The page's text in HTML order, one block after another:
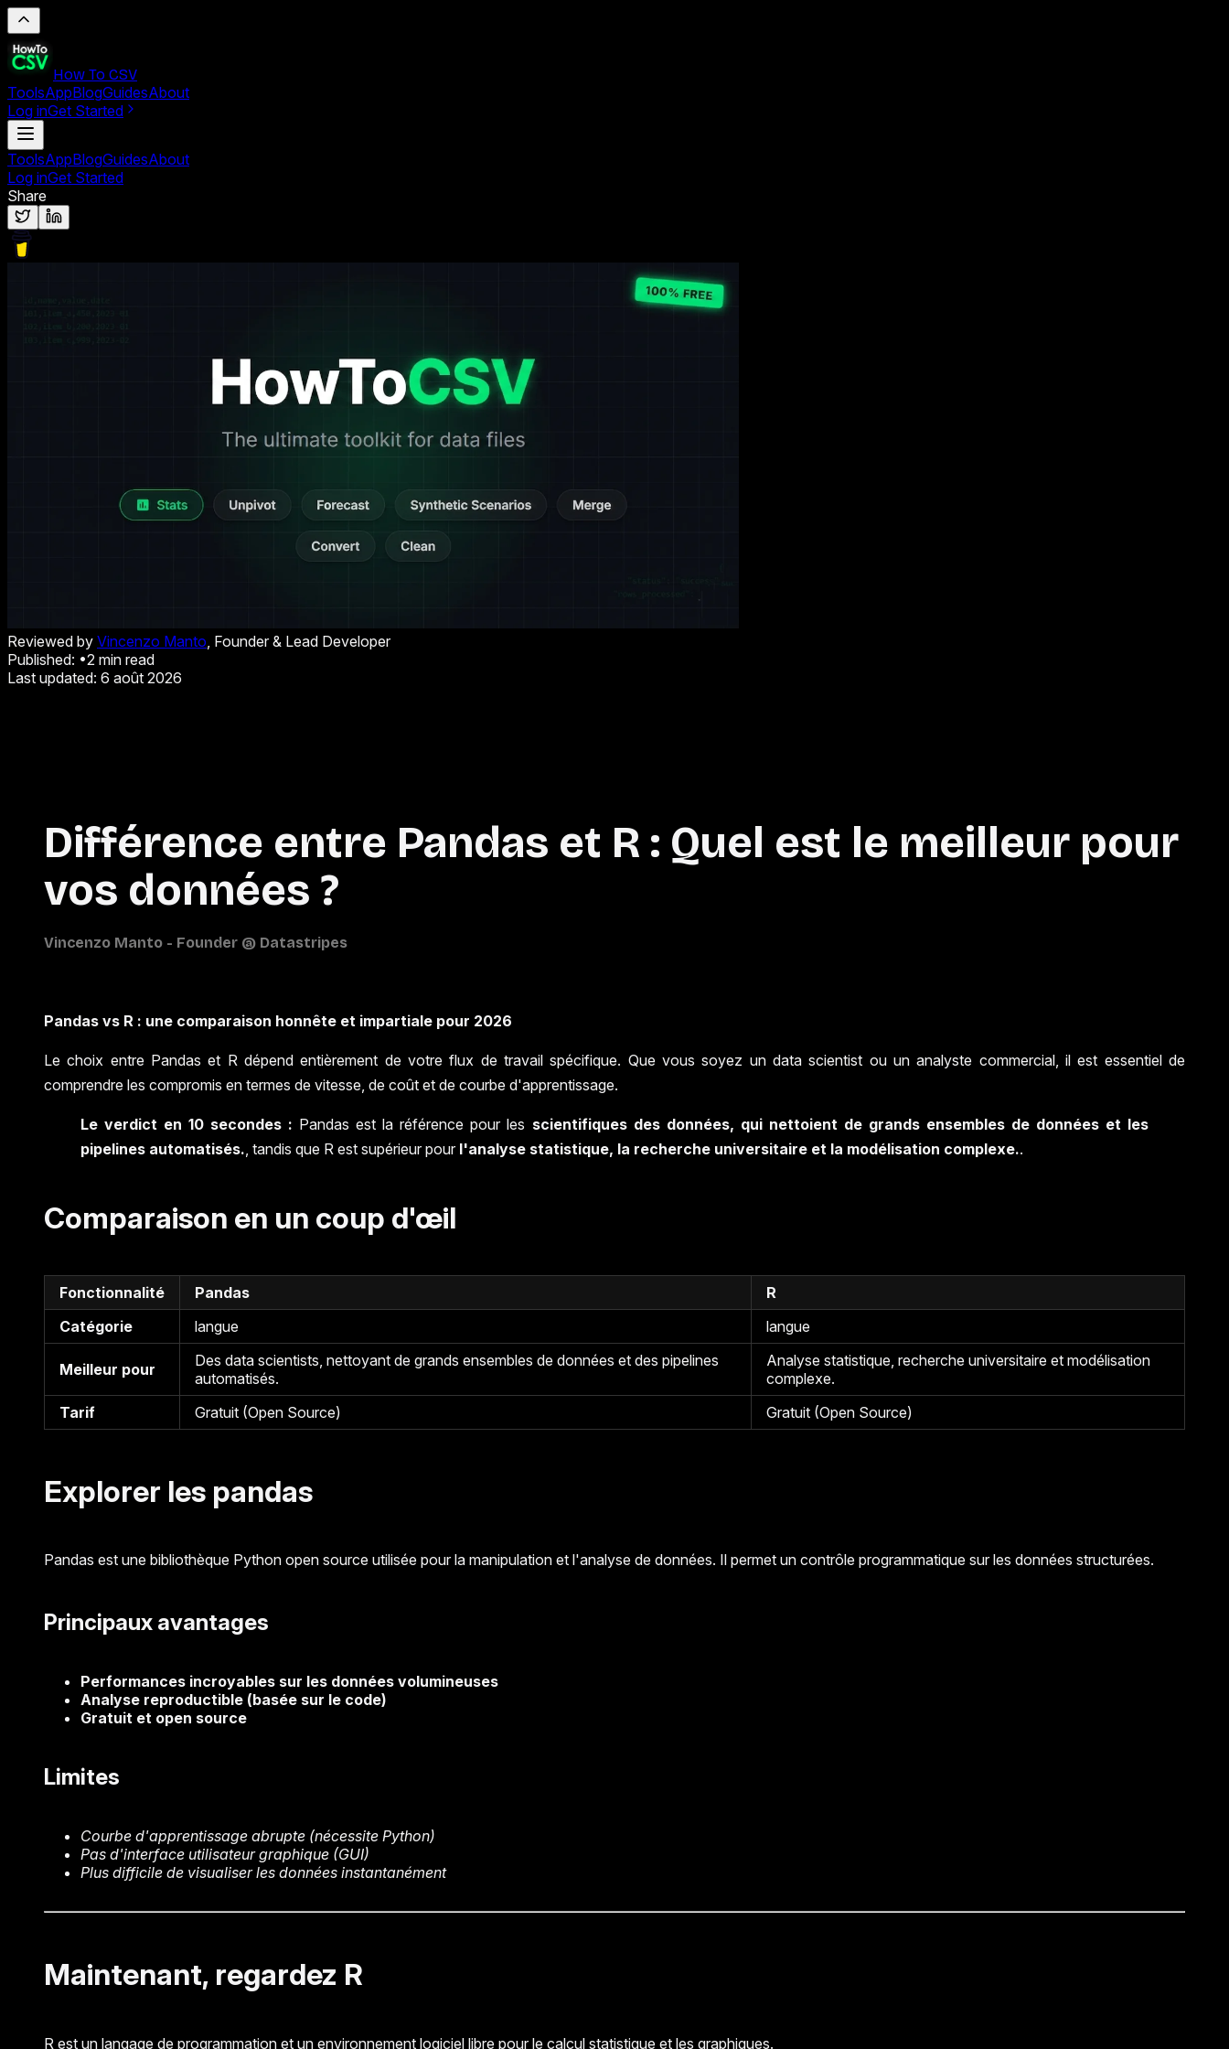
How To CSV
ToolsAppBlogGuidesAbout
Log inGet Started
ToolsAppBlogGuidesAbout
Log inGet Started
Share
Reviewed by Vincenzo Manto, Founder & Lead Developer
Published: •2 min read
Last updated: 6 août 2026
Différence entre Pandas et R : Quel est le meilleur pour
vos données ?
Pandas vs R : une comparaison honnête et impartiale pour 2026
Le choix entre Pandas et R dépend entièrement de votre flux de travail spécifique. Que vous soyez un data scientist ou un analyste commercial, il est essentiel de
comprendre les compromis en termes de vitesse, de coût et de courbe d'apprentissage.
Le verdict en 10 secondes : Pandas est la référence pour les scientifiques des données, qui nettoient de grands ensembles de données et les
pipelines automatisés. , tandis que R est supérieur pour l'analyse statistique, la recherche universitaire et la modélisation complexe..
Comparaison en un coup d'œil
Fonctionnalité Pandas
R
Catégorie
langue langue
Meilleur pour
Des data scientists, nettoyant de grands ensembles de données et des pipelines
automatisés.
Analyse statistique, recherche universitaire et modélisation
complexe.
Tarif
Gratuit (Open Source) Gratuit (Open Source)
Explorer les pandas
Pandas est une bibliothèque Python open source utilisée pour la manipulation et l'analyse de données. Il permet un contrôle programmatique sur les données structurées.
Principaux avantages
Performances incroyables sur les données volumineuses
Analyse reproductible (basée sur le code)
Gratuit et open source
Limites
Courbe d'apprentissage abrupte (nécessite Python)
Pas d'interface utilisateur graphique (GUI)
Plus difficile de visualiser les données instantanément
Maintenant, regardez R
R est un langage de programmation et un environnement logiciel libre pour le calcul statistique et les graphiques.